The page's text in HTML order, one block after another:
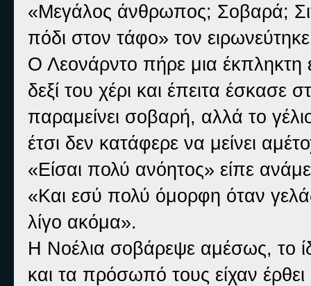
«Μεγάλος άνθρωπος; Σοβαρά;
πόδι στον τάφο» τον
Ο Λεονάρντο πήρε μια
δεξί του χέρι και έπειτα
παραμείνει σοβαρή, αλλά το
έτσι δεν κατάφερε να μείνει
«Είσαι πολύ ανόητος» είπε
«Και εσύ πολύ όμορφη όταν
λίγο ακόμα».
Η Νοέλια σοβάρεψε αμέσως, το
και τα πρόσωπό τους είχαν